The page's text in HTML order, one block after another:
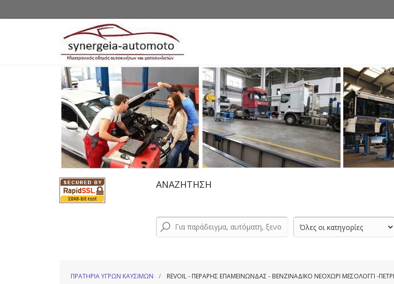
ΑΝΑΖΗΤΗΣΗ
ΠΡΑΤΗΡΙΑ ΥΓΡΩΝ ΚΑΥΣΙΜΩΝ REVOIL - ΠΕΡΑΡΗΣ ΕΠΑΜΕΙΝΩΝΔΑΣ - ΒΕΝΖΙΝΑΔΙΚΟ ΝΕΟΧΩΡΙ ΜΕΣΟΛΟΓΓΙ -